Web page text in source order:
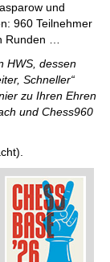
und
960 Teilnehmer
Runden …
HWS, dessen
Schneller“
zu Ihren Ehren
und Chess960